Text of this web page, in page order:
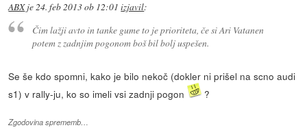
ABXje24. feb 2013 ob 12:01 izjavil:
Čim lažji avto in tanke gume to je prioriteta, če si Ari Vatanen
potem z zadnjim pogonom boš bil bolj uspešen.
Se še kdo spomni, kako je bilo nekoč (dokler ni prišel na scno audi
s1) v rally-ju, ko so imeli vsi zadnji pogon
?
Zgodovina sprememb…